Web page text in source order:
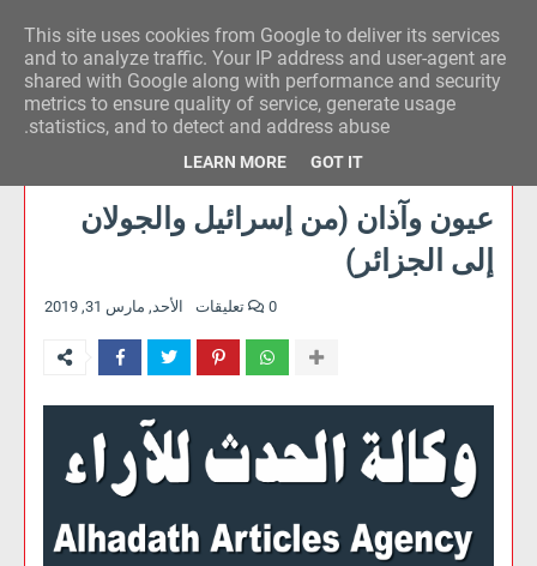
وكالة الحدث للآراء
عيون وآذان (من إسرائيل والجولان
إلى الجزائر)
الأحد, مارس 31, 2019 0 تعليقات
This site uses cookies from Google to deliver its services
and to analyze traffic. Your IP address and user-agent are
shared with Google along with performance and security
metrics to ensure quality of service, generate usage
statistics, and to detect and address abuse.
LEARN MORE GOT IT